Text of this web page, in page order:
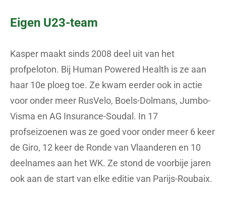
Eigen U23-team
Kasper maakt sinds 2008 deel uit van het
profpeloton. Bij Human Powered Health is ze aan
haar 10e ploeg toe. Ze kwam eerder ook in actie
voor onder meer RusVelo, Boels-Dolmans, Jumbo-
Visma en AG Insurance-Soudal. In 17
profseizoenen was ze goed voor onder meer 6 keer
de Giro, 12 keer de Ronde van Vlaanderen en 10
deelnames aan het WK. Ze stond de voorbije jaren
ook aan de start van elke editie van Parijs-Roubaix.